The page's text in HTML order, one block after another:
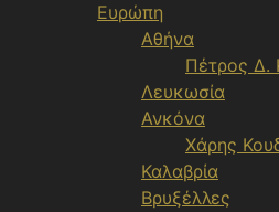
Ευρώπη
Αθήνα
Πέτρος Δ.
Λευκωσία
Ανκόνα
Χάρης
Καλαβρία
Βρυξέλλες